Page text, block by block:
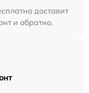
доставит
и обратно.